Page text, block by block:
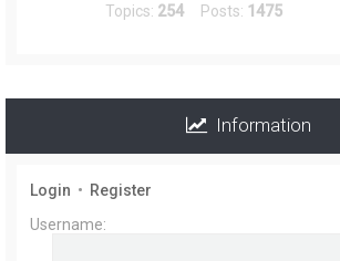
Topics: 254 Posts: 1475
Information
Login • Register
Username: